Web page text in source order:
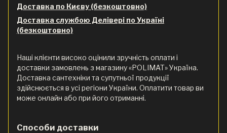
Доставка по Києву (безкоштовно)
Доставка службою Делівері по Україні
(безкоштовно)
Наші клієнти високо оцінили зручність оплати і
доставки замовлень з магазину «POLIMAT» Україна.
Доставка сантехніки та супутньої продукції
здійснюється в усі регіони України. Оплатити товар ви
може онлайн або при його отриманні.
Способи доставки